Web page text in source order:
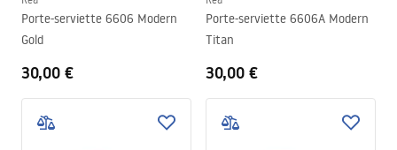
Porte-serviette 6606 Modern
Gold
30,00 €
Porte-serviette 6606A Modern
Titan
30,00 €